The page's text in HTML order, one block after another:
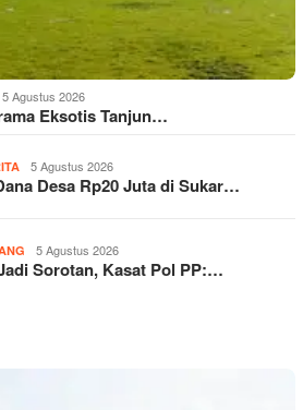
5 Agustus 2026
Eksotis Tanjun…
5 Agustus 2026
Desa Rp20 Juta di Sukar…
5 Agustus 2026
Sorotan, Kasat Pol PP:…